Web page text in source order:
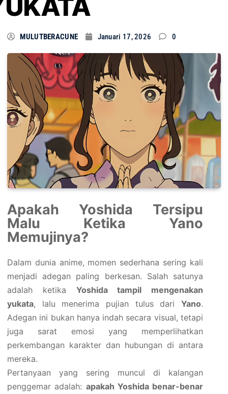
MULUTBERACUNE Januari 17, 2026 0
Apakah Yoshida Tersipu
Malu Ketika Yano
Memujinya?
Dalam dunia anime, momen sederhana sering kali
menjadi adegan paling berkesan. Salah satunya
adalah ketika Yoshida tampil mengenakan
yukata, lalu menerima pujian tulus dari Yano.
Adegan ini bukan hanya indah secara visual, tetapi
juga sarat emosi yang memperlihatkan
perkembangan karakter dan hubungan di antara
mereka.
Pertanyaan yang sering muncul di kalangan
penggemar adalah: apakah Yoshida benar-benar